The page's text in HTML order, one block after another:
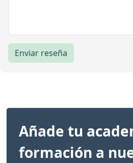
Enviar reseña
Añade tu
formación a